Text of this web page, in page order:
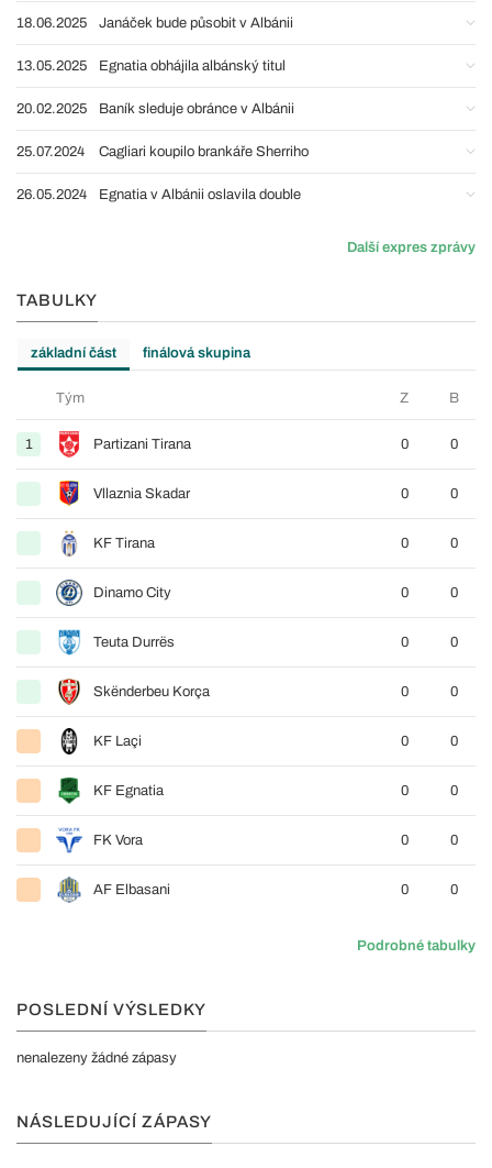
18.06.2025 Janáček bude působit v Albánii
13.05.2025 Egnatia obhájila albánský titul
20.02.2025 Baník sleduje obránce v Albánii
25.07.2024 Cagliari koupilo brankáře Sherriho
26.05.2024 Egnatia v Albánii oslavila double
Další expres zprávy
TABULKY
základní část finálová skupina
Tým Z B
1 Partizani Tirana 0 0
Vllaznia Skadar 0 0
KF Tirana 0 0
Dinamo City 0 0
Teuta Durrës 0 0
Skënderbeu Korça 0 0
KF Laçi 0 0
KF Egnatia 0 0
FK Vora 0 0
AF Elbasani 0 0
Podrobné tabulky
POSLEDNÍ VÝSLEDKY
nenalezeny žádné zápasy
NÁSLEDUJÍCÍ ZÁPASY